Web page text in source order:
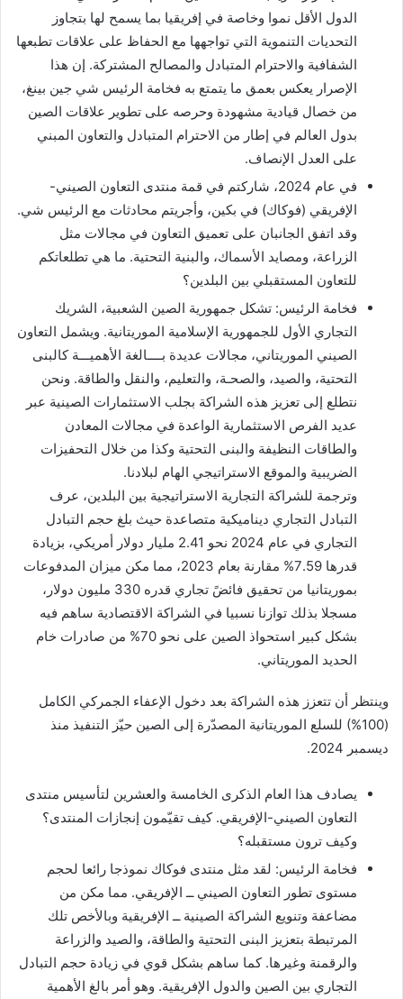
الدول الأقل نموا وخاصة في إفريقيا بما يسمح لها بتجاوز
التحديات التنموية التي تواجهها مع الحفاظ على علاقات تطبعها
الشفافية والاحترام المتبادل والمصالح المشتركة. إن هذا
الإصرار يعكس بعمق ما يتمتع به فخامة الرئيس شي جين بينغ،
من خصال قيادية مشهودة وحرصه على تطوير علاقات الصين
بدول العالم في إطار من الاحترام المتبادل والتعاون المبني
على العدل الإنصاف.
في عام 2024، شاركتم في قمة منتدى التعاون الصيني-
الإفريقي (فوكاك) في بكين، وأجريتم محادثات مع الرئيس شي.
وقد اتفق الجانبان على تعميق التعاون في مجالات مثل
الزراعة، ومصايد الأسماك، والبنية التحتية. ما هي تطلعاتكم
للتعاون المستقبلي بين البلدين؟
فخامة الرئيس: تشكل جمهورية الصين الشعبية، الشريك
التجاري الأول للجمهورية الإسلامية الموريتانية. ويشمل التعاون
الصيني الموريتاني، مجالات عديدة بــــالغة الأهميـــة كالبنى
التحتية، والصيد، والصحـة، والتعليم، والنقل والطاقة. ونحن
نتطلع إلى تعزيز هذه الشراكة بجلب الاستثمارات الصينية عبر
عديد الفرص الاستثمارية الواعدة في مجالات المعادن
والطاقات النظيفة والبنى التحتية وكذا من خلال التحفيزات
الضريبية والموقع الاستراتيجي الهام لبلادنا.
وترجمة للشراكة التجارية الاستراتيجية بين البلدين، عرف
التبادل التجاري ديناميكية متصاعدة حيث بلغ حجم التبادل
التجاري في عام 2024 نحو 2.41 مليار دولار أمريكي، بزيادة
قدرها 7.59% مقارنة بعام 2023، مما مكن ميزان المدفوعات
بموريتانيا من تحقيق فائضً تجاري قدره 330 مليون دولار،
مسجلا بذلك توازنا نسبيا في الشراكة الاقتصادية ساهم فيه
بشكل كبير استحواذ الصين على نحو 70% من صادرات خام
الحديد الموريتاني.
وينتظر أن تتعزز هذه الشراكة بعد دخول الإعفاء الجمركي الكامل
(100%) للسلع الموريتانية المصدّرة إلى الصين حيّز التنفيذ منذ
ديسمبر 2024.
يصادف هذا العام الذكرى الخامسة والعشرين لتأسيس منتدى
التعاون الصيني-الإفريقي. كيف تقيّمون إنجازات المنتدى؟
وكيف ترون مستقبله؟
فخامة الرئيس: لقد مثل منتدى فوكاك نموذجا رائعا لحجم
مستوى تطور التعاون الصيني ــ الإفريقي. مما مكن من
مضاعفة وتنويع الشراكة الصينية ــ الإفريقية وبالأخص تلك
المرتبطة بتعزيز البنى التحتية والطاقة، والصيد والزراعة
والرقمنة وغيرها. كما ساهم بشكل قوي في زيادة حجم التبادل
التجاري بين الصين والدول الإفريقية. وهو أمر بالغ الأهمية